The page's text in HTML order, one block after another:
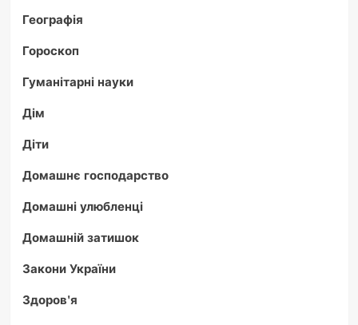
Географія
Гороскоп
Гуманітарні науки
Дім
Діти
Домашнє господарство
Домашні улюбленці
Домашній затишок
Закони України
Здоров'я